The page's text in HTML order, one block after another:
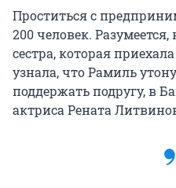
Проститься с
200 человек.
сестра, которая
узнала, что Рамиль
поддержать подругу, в
актриса Рената